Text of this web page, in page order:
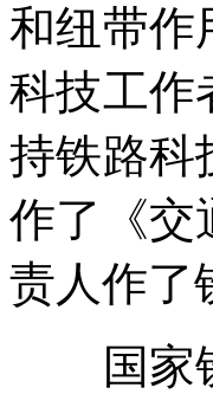
和纽带作
科技工作
持铁路科
作了《交
责人作了
国家铁